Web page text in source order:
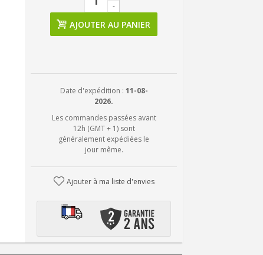
-
AJOUTER AU PANIER
Date d'expédition : 11-08-
2026.
Les commandes passées avant
12h (GMT + 1) sont
généralement expédiées le
jour même.
Ajouter à ma liste d'envies